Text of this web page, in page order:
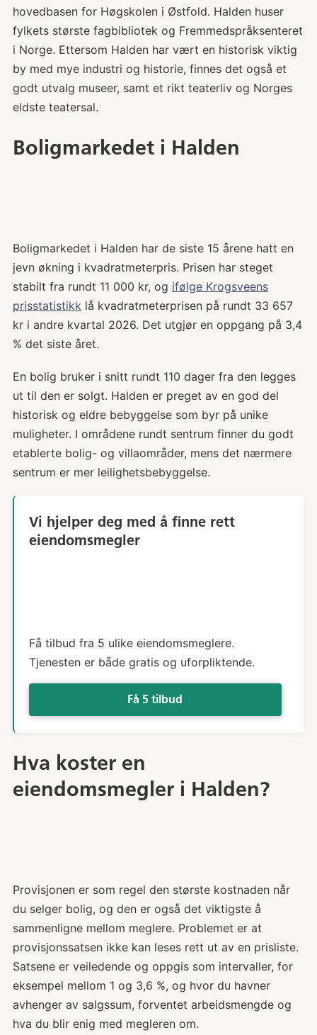
hovedbasen for Høgskolen i Østfold. Halden huser
fylkets største fagbibliotek og Fremmedspråksenteret
i Norge. Ettersom Halden har vært en historisk viktig
by med mye industri og historie, finnes det også et
godt utvalg museer, samt et rikt teaterliv og Norges
eldste teatersal.
Boligmarkedet i Halden
Boligmarkedet i Halden har de siste 15 årene hatt en
jevn økning i kvadratmeterpris. Prisen har steget
stabilt fra rundt 11 000 kr, og ifølge Krogsveens
prisstatistikk lå kvadratmeterprisen på rundt 33 657
kr i andre kvartal 2026. Det utgjør en oppgang på 3,4
% det siste året.
En bolig bruker i snitt rundt 110 dager fra den legges
ut til den er solgt. Halden er preget av en god del
historisk og eldre bebyggelse som byr på unike
muligheter. I områdene rundt sentrum finner du godt
etablerte bolig- og villaområder, mens det nærmere
sentrum er mer leilighetsbebyggelse.
Vi hjelper deg med å finne rett
eiendomsmegler
Få tilbud fra 5 ulike eiendomsmeglere.
Tjenesten er både gratis og uforpliktende.
Få 5 tilbud
Hva koster en
eiendomsmegler i Halden?
Provisjonen er som regel den største kostnaden når
du selger bolig, og den er også det viktigste å
sammenligne mellom meglere. Problemet er at
provisjonssatsen ikke kan leses rett ut av en prisliste.
Satsene er veiledende og oppgis som intervaller, for
eksempel mellom 1 og 3,6 %, og hvor du havner
avhenger av salgssum, forventet arbeidsmengde og
hva du blir enig med megleren om.